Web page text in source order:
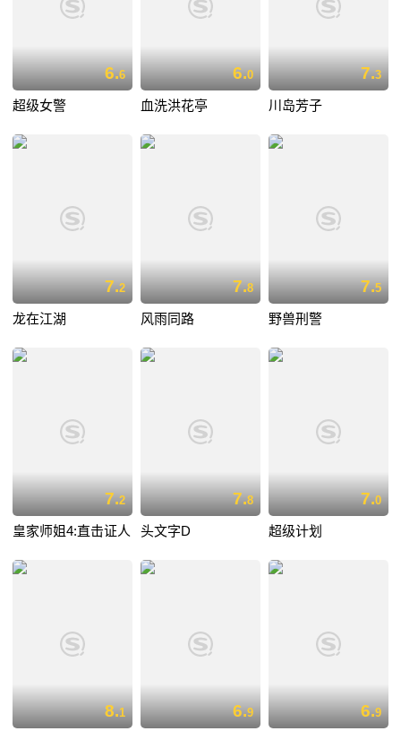
6.6
超级女警
6.0
血洗洪花亭
7.3
川岛芳子
7.2
龙在江湖
7.8
风雨同路
7.5
野兽刑警
7.2
皇家师姐4:直击证人
7.8
头文字D
7.0
超级计划
8.1 6.9 6.9